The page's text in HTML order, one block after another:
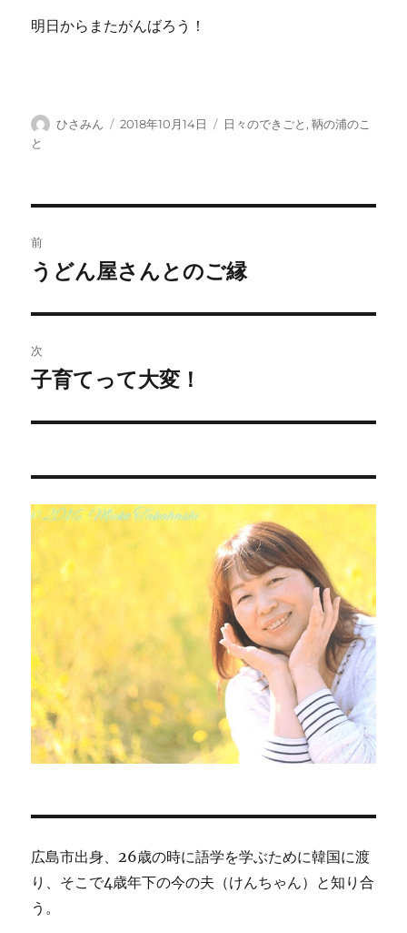
明日からまたがんばろう！
投
ひさみん
投
2018年10月14日
カ
日々のできごと ,鞆の浦のこ
と
稿
ビ
ゲ
ー
ン
前
前
投
稿:
うどん屋さんとのご縁
次
次
投
子育てって大変！
広島市出身、26歳の時に語学を学ぶために韓国に渡
り、そこで4歳年下の今の夫（けんちゃん）と知り合
う。